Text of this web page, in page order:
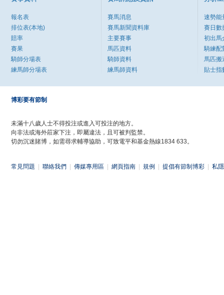
報名表
排位表(本地)
賠率
賽果
騎師分場表
練馬師分場表
賽馬消息
賽馬新聞資料庫
主要賽事
馬匹資料
騎師資料
練馬師資料
速勢能
賽日數
初出馬
騎練配
馬匹搬
貼士指
博彩要有節制
未滿十八歲人士不得投注或進入可投注的地方。
向非法或海外莊家下注，即屬違法，且可被判監禁。
切勿沉迷賭博，如需尋求輔導協助，可致電平和基金熱線1834 633。
常見問題 聯絡我們 傳媒專用區 網頁指南 規例 提倡有節制博彩 私